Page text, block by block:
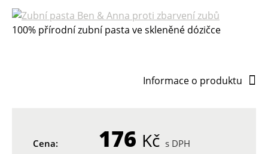
100% přírodní zubní pasta ve skleněné dózičce
Informace o produktu
Cena: 176 Kč s DPH